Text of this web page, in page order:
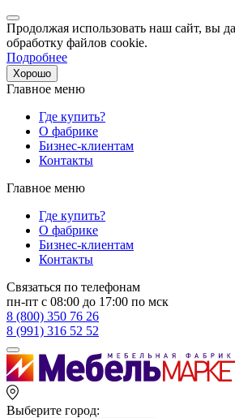
Продолжая использовать наш сайт, вы
обработку файлов cookie.
Подробнее
Хорошо
Главное меню
Где купить?
О фабрике
Бизнес-клиентам
Контакты
Главное меню
Где купить?
О фабрике
Бизнес-клиентам
Контакты
Связаться по телефонам
пн-пт с 08:00 до 17:00 по мск
8 (800) 350 76 26
8 (991) 316 52 52
Выберите город: